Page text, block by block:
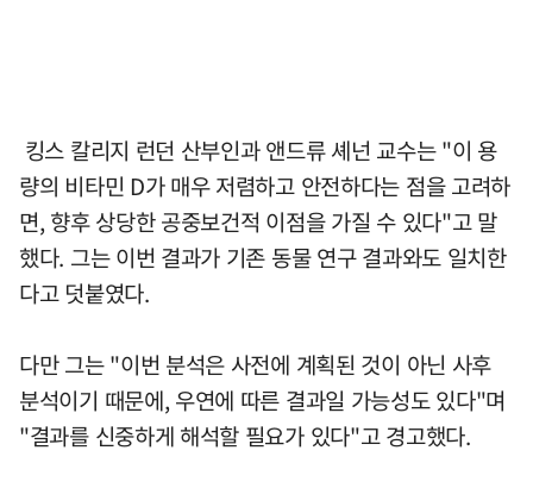
킹스 칼리지 런던 산부인과 앤드류 셰넌 교수는 "이 용
량의 비타민 D가 매우 저렴하고 안전하다는 점을 고려하
면, 향후 상당한 공중보건적 이점을 가질 수 있다"고 말
했다. 그는 이번 결과가 기존 동물 연구 결과와도 일치한
다고 덧붙였다.
다만 그는 "이번 분석은 사전에 계획된 것이 아닌 사후
분석이기 때문에, 우연에 따른 결과일 가능성도 있다"며
"결과를 신중하게 해석할 필요가 있다"고 경고했다.